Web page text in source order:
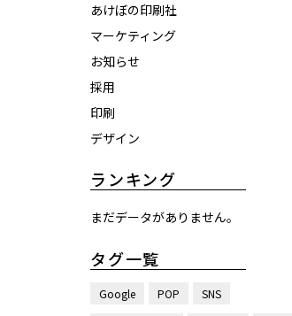
あけぼの印刷社
マーケティング
お知らせ
採用
印刷
デザイン
ランキング
まだデータがありません。
タグ一覧
Google POP SNS